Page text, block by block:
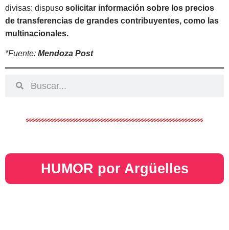
divisas: dispuso solicitar información sobre los precios
de transferencias de grandes contribuyentes, como las
multinacionales.
*Fuente: Mendoza Post
HUMOR por Argüelles​